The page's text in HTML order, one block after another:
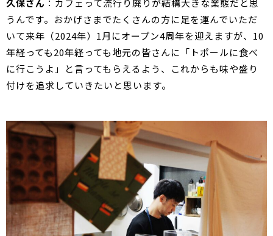
うんです。おかげさまでたくさんの方に足を運んでいただ
いて来年（2024年）1月にオープン4周年を迎えますが、10
年経っても20年経っても地元の皆さんに「トポールに食べ
に行こうよ」と言ってもらえるよう、これからも味や盛り
付けを追求していきたいと思います。